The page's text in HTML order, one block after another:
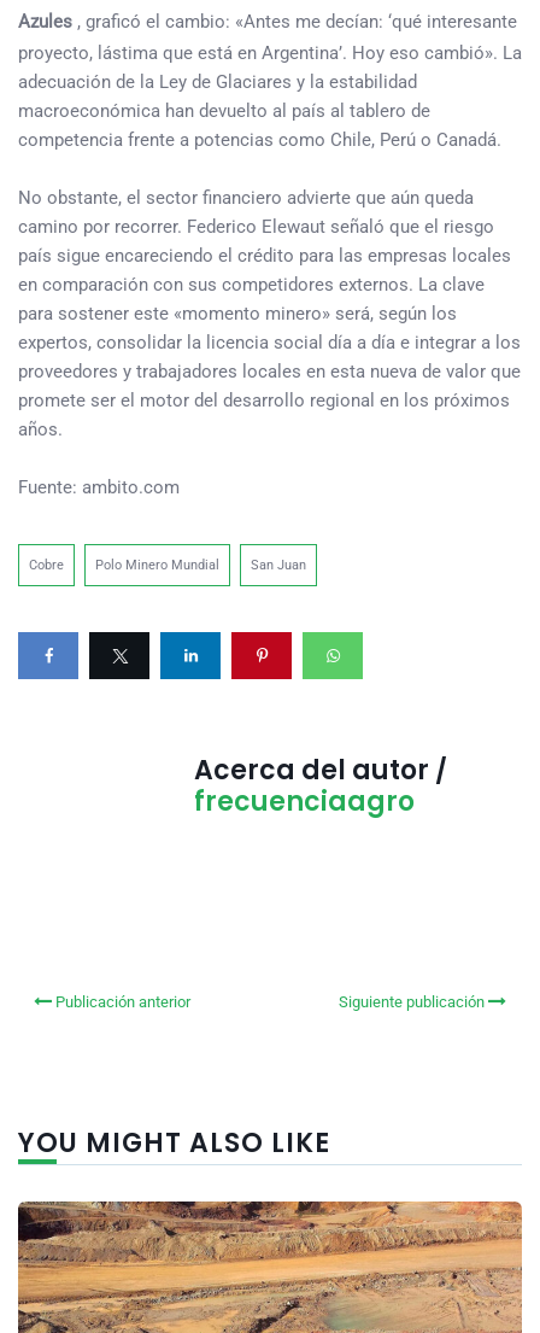
Azules , graficó el cambio: «Antes me decían: ‘qué interesante
proyecto, lástima que está en Argentina’. Hoy eso cambió». La
adecuación de la Ley de Glaciares y la estabilidad
macroeconómica han devuelto al país al tablero de
competencia frente a potencias como Chile, Perú o Canadá.
No obstante, el sector financiero advierte que aún queda
camino por recorrer. Federico Elewaut señaló que el riesgo
país sigue encareciendo el crédito para las empresas locales
en comparación con sus competidores externos. La clave
para sostener este «momento minero» será, según los
expertos, consolidar la licencia social día a día e integrar a los
proveedores y trabajadores locales en esta nueva de valor que
promete ser el motor del desarrollo regional en los próximos
años.
Fuente: ambito.com
Cobre Polo Minero Mundial San Juan
Acerca del autor /
frecuenciaagro
Publicación anterior Siguiente publicación
YOU MIGHT ALSO LIKE